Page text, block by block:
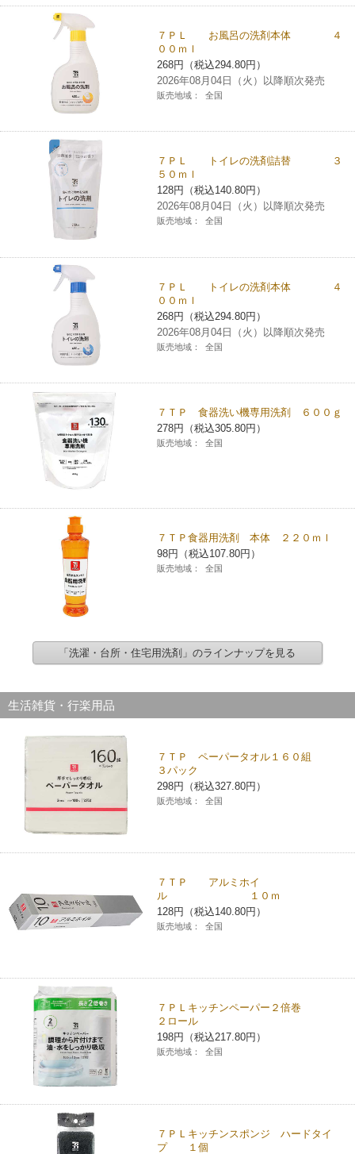
７ＰＬ お風呂の洗剤本体 ４
００ｍｌ
268円（税込294.80円）
2026年08月04日（火）以降順次発売
販売地域： 全国
７ＰＬ トイレの洗剤詰替 ３
５０ｍｌ
128円（税込140.80円）
2026年08月04日（火）以降順次発売
販売地域： 全国
７ＰＬ トイレの洗剤本体 ４
００ｍｌ
268円（税込294.80円）
2026年08月04日（火）以降順次発売
販売地域： 全国
７ＴＰ 食器洗い機専用洗剤 ６００ｇ
278円（税込305.80円）
販売地域： 全国
７ＴＰ食器用洗剤 本体 ２２０ｍｌ
98円（税込107.80円）
販売地域： 全国
「洗濯・台所・住宅用洗剤」のラインナップを見る
生活雑貨・行楽用品
７ＴＰ ペーパータオル１６０組
３パック
298円（税込327.80円）
販売地域： 全国
７ＴＰ アルミホイ
ル １０ｍ
128円（税込140.80円）
販売地域： 全国
７ＰＬキッチンペーパー２倍巻
２ロール
198円（税込217.80円）
販売地域： 全国
７ＰＬキッチンスポンジ ハードタイ
プ １個